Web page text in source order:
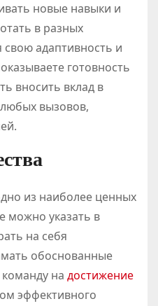
новые навыки и
в разных
свою адаптивность и
готовность
вносить вклад в
вызовов,
из наиболее ценных
можно указать в
на себя
обоснованные
на достижение
эффективного